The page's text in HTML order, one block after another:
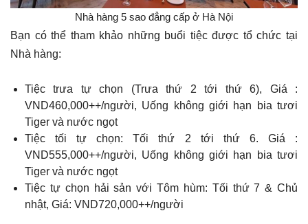
Nhà hàng 5 sao đẳng cấp ở Hà Nội
Bạn có thể tham khảo những buổi tiệc được tổ chức tại
Nhà hàng:
Tiệc trưa tự chọn (Trưa thứ 2 tới thứ 6), Giá :
VND460,000++/người, Uống không giới hạn bia tươi
Tiger và nước ngọt
Tiệc tối tự chọn: Tối thứ 2 tới thứ 6. Giá :
VND555,000++/người, Uống không giới hạn bia tươi
Tiger và nước ngọt
Tiệc tự chọn hải sản với Tôm hùm: Tối thứ 7 & Chủ
nhật, Giá: VND720,000++/người